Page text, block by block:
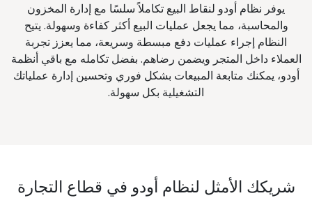
يوفر نظام أودو لنقاط البيع تكاملاً سلسًا مع إدارة المخزون
والمحاسبة، مما يجعل عمليات البيع أكثر كفاءة وسهولة. يتيح
النظام إجراء عمليات دفع مبسطة وسريعة، مما يعزز تجربة
العملاء داخل المتجر ويضمن رضاهم. بفضل تكامله مع باقي أنظمة
أودو، يمكنك متابعة المبيعات بشكل فوري وتحسين إدارة عملياتك
التشغيلية بكل سهولة.
شريكك الأمثل لنظام أودو في قطاع التجارة